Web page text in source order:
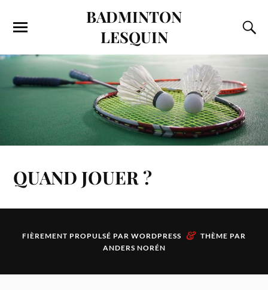
BADMINTON
LESQUIN
QUAND JOUER ?
FIÈREMENT PROPULSÉ PAR WORDPRESS & THÈME PAR
ANDERS NORÉN